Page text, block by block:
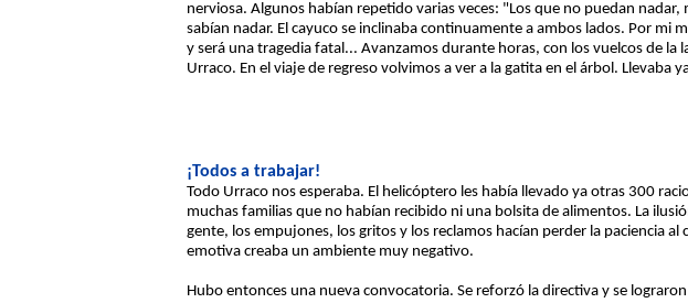
nerviosa. Algunos habían repetido varias veces: "Los que no puedan
sabían nadar. El cayuco se inclinaba continuamente a ambos lados. Por
y será una tragedia fatal... Avanzamos durante horas, con los vuelcos de
Urraco. En el viaje de regreso volvimos a ver a la gatita en el árbol.
¡Todos a trabajar!
Todo Urraco nos esperaba. El helicóptero les había llevado ya otras 300
muchas familias que no habían recibido ni una bolsita de alimentos. La
gente, los empujones, los gritos y los reclamos hacían perder la paciencia
emotiva creaba un ambiente muy negativo.
Hubo entonces una nueva convocatoria. Se reforzó la directiva y se